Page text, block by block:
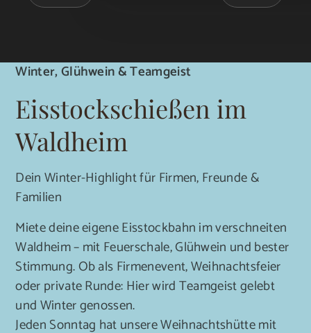
Winter, Glühwein & Teamgeist
Eisstockschießen im
Waldheim
Dein Winter-Highlight für Firmen, Freunde &
Familien
Miete deine eigene Eisstockbahn im verschneiten
Waldheim – mit Feuerschale, Glühwein und bester
Stimmung. Ob als Firmenevent, Weihnachtsfeier
oder private Runde: Hier wird Teamgeist gelebt
und Winter genossen.
Jeden Sonntag hat unsere Weihnachtshütte mit